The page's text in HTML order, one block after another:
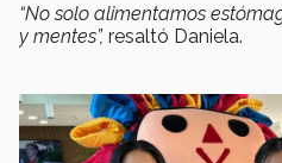
“No solo alimentamos
y mentes”, resaltó Daniela.